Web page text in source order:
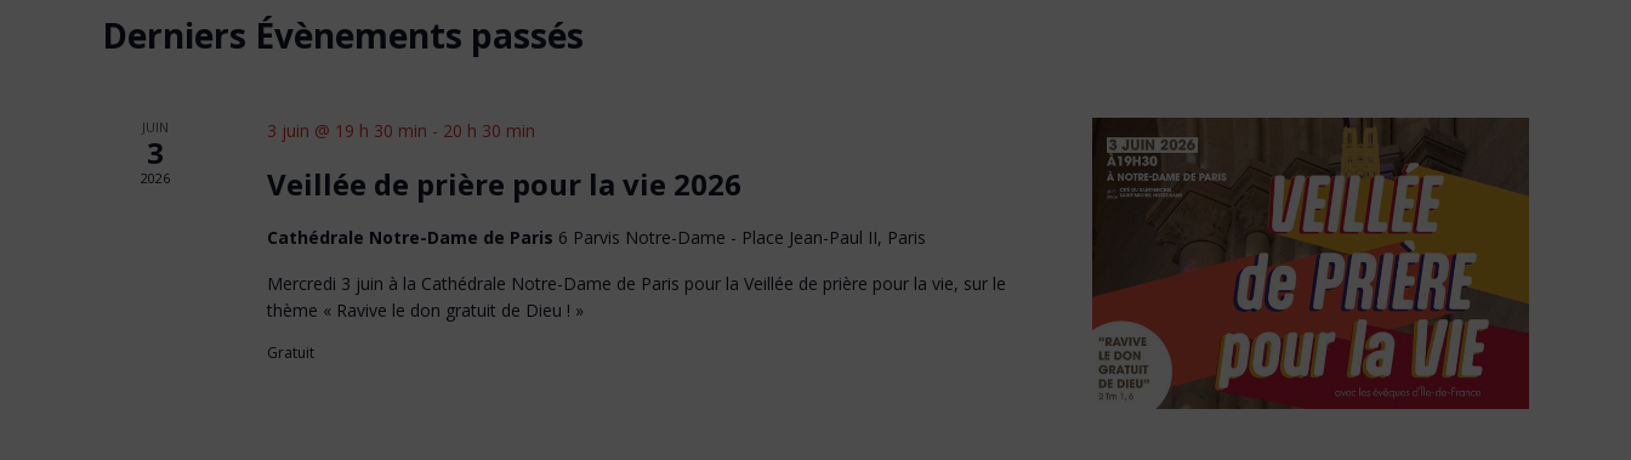
Derniers Évènements passés
JUIN
3
2026
3 juin @ 19 h 30 min - 20 h 30 min
Veillée de prière pour la vie 2026
Cathédrale Notre-Dame de Paris 6 Parvis Notre-Dame - Place Jean-Paul II, Paris
Mercredi 3 juin à la Cathédrale Notre-Dame de Paris pour la Veillée de prière pour la vie, sur le
thème « Ravive le don gratuit de Dieu ! »
Gratuit